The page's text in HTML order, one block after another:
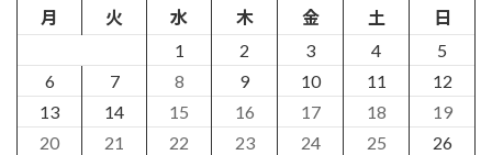
月
火 水 木 金 土
日
1
2 3 4
5
6
7 8 9 10 11
12
13
14 15 16 17 18
19
20
21 22 23 24 25
26